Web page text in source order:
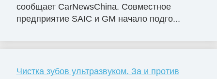
сообщает CarNewsChina. Совместное
предприятие SAIC и GM начало подго...
Чистка зубов ультразвуком. За и против